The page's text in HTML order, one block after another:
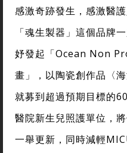
感激奇跡發生，感激醫
「魂生製器」這個品牌
妤發起「Ocean Non
畫」，以陶瓷創作品〈
就募到超過預期目標的
醫院新生兒照護單位，
一舉更新，同時減輕